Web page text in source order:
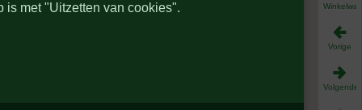
is met "Uitzetten van cookies".
Vorige
Volgende